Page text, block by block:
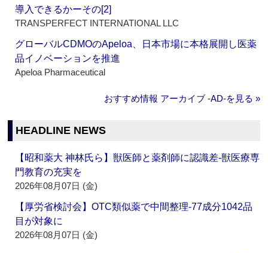
導入できるかーその[2]
TRANSPERFECT INTERNATIONAL LLC
グローバルCDMOのApeloa、日本市場に本格展開し医薬
品イノベーションを推進
Apeloa Pharmaceutical
おすすめ情報 アーカイブ ‐AD‐を見る »
HEADLINE NEWS
【昭和薬大 神林氏ら】獣医師と薬剤師に認識差‐獣医療専
門教育の充実を
2026年08月07日 (金)
【厚労省検討会】OTC類似薬で中間整理‐77成分1042品
目が対象に
2026年08月07日 (金)